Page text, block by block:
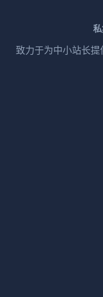
致力于为中小站长